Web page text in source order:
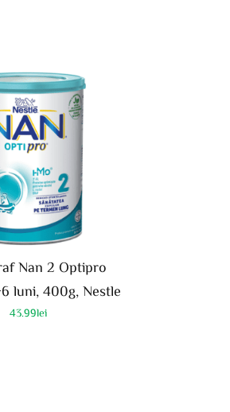
Nan 2 Optipro
luni, 400g, Nestle
43.99lei